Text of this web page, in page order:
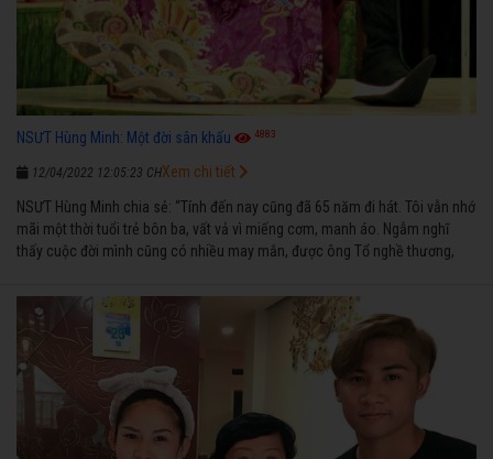
NSƯT Hùng Minh: Một đời sân khấu 4883
12/04/2022 12:05:23 CH
NSƯT Hùng Minh chia sẻ: “Tính đến nay cũng đã 65 năm đi hát. Tôi vẫn nhớ
mãi một thời tuổi trẻ bôn ba, vất vả vì miếng cơm, manh áo. Ngẫm nghĩ
thấy cuộc đời mình cũng có nhiều may mắn, được ông Tổ nghề thương,
ngược nhận được những cơ may để từng bước thành danh với nghiệp ca
diễn”.
Xem chi tiết